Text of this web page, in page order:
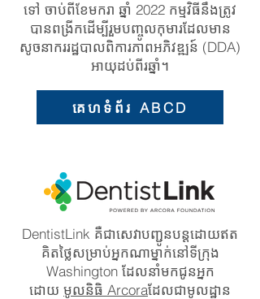
ទៅ ចាប់ពីខែមករា ឆ្នាំ 2022 កម្មវិធីនឹងត្រូវ
បានពង្រីកដើម្បីរួមបញ្ចូលកុមារដែលមាន
សូចនាកររដ្ឋបាលពិការភាពអភិវឌ្ឍន៍ (DDA)
អាយុដប់ពីរឆ្នាំ។
គេហទំព័រ ABCD
DentistLink គឺ​ជា​សេវា​បញ្ជូន​បន្ត​ដោយ​ឥត​
គិត​ថ្លៃ​សម្រាប់​អ្នក​ណា​ម្នាក់​នៅ​ទីក្រុង
Washington ដែល​នាំ​មក​ជូន​អ្នក​
ដោយ មូលនិធិ Arcoraដែលជាមូលដ្ឋាន